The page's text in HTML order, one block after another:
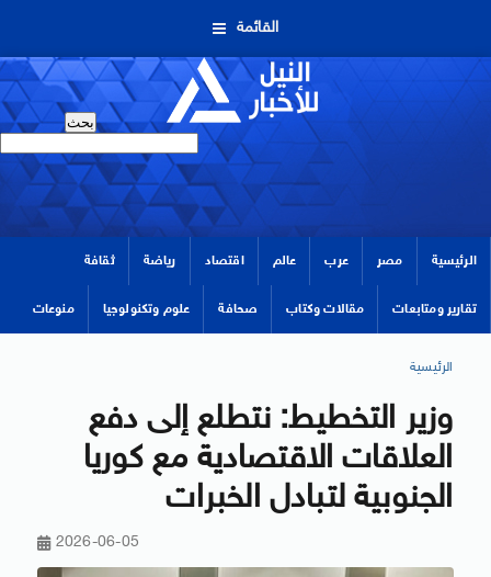
القائمة
الرئيسية مصر عرب عالم اقتصاد رياضة ثقافة
تقارير ومتابعات مقالات وكتاب صحافة علوم وتكنولوجيا منوعات
الرئيسية
وزير التخطيط: نتطلع إلى دفع
العلاقات الاقتصادية مع كوريا
الجنوبية لتبادل الخبرات
2026-06-05